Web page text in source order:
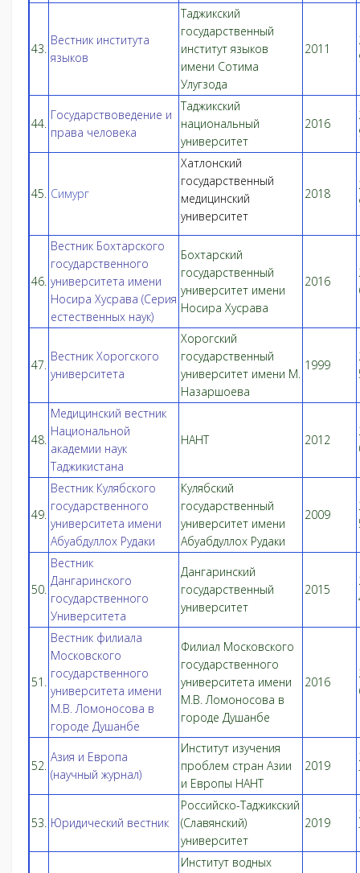
43.
Вестник института
языков
Таджикский
государственный
институт языков
имени Сотима
Улугзода
2011
44.
Государствоведение и
права человека
Таджикский
национальный
университет
2016
45. Симург
Хатлонский
государственный
медицинский
университет
2018
46.
Вестник Бохтарского
государственного
университета имени
Носира Хусрава (Серия
естественных наук)
Бохтарский
государственный
университет имени
Носира Хусрава
2016
47.
Вестник Хорогского
университета
Хорогский
государственный
университет имени М.
Назаршоева
1999
48.
Медицинский вестник
Национальной
академии наук
Таджикистана
НАНТ 2012
49.
Вестник Кулябского
государственного
университета имени
Абуабдуллох Рудаки
Кулябский
государственный
университет имени
Абуабдуллох Рудаки
2009
50.
Вестник
Дангаринского
государственного
Университета
Дангаринский
государственный
университет
2015
51.
Вестник филиала
Московского
государственного
университета имени
М.В. Ломоносова в
городе Душанбе
Филиал Московского
государственного
университета имени
М.В. Ломоносова в
городе Душанбе
2016
52.
Азия и Европа
(научный журнал)
Институт изучения
проблем стран Азии
и Европы НАНТ
2019
53. Юридический вестник
Российско-Таджикский
(Славянский)
университет
2019
Институт водных